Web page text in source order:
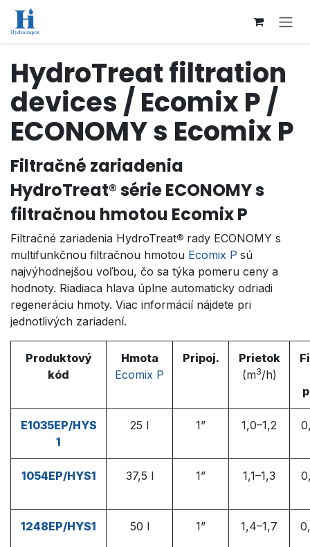
Přejít na obsah
HydroTreat filtration
devices / Ecomix P /
ECONOMY s Ecomix P
Filtračné zariadenia
HydroTreat® série ECONOMY s
filtračnou hmotou Ecomix P
Filtračné zariadenia HydroTreat® rady ECONOMY s
multifunkčnou filtračnou hmotou Ecomix P sú
najvýhodnejšou voľbou, čo sa týka pomeru ceny a
hodnoty. Riadiaca hlava úplne automaticky odriadi
regeneráciu hmoty. Viac informácií nájdete pri
jednotlivých zariadení.
Produktový
kód
Hmota
Ecomix P
Pripoj.
Prietok
(m3/h)
E1035EP/HYS
1
25 l 1” 1,0–1,2
1054EP/HYS1 37,5 l 1” 1,1–1,3
1248EP/HYS1 50 l 1” 1,4–1,7